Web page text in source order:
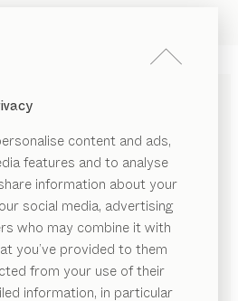
content and ads,
features and to analyse
information about your
social media, advertising
who may combine it with
you’ve provided to them
from your use of their
information, in particular
7 STORES
7, l’art de vivre avec le bois
tangible. Découvrez comment
mesure célèbre l’individualité
de chaleur et d’élégance grâce